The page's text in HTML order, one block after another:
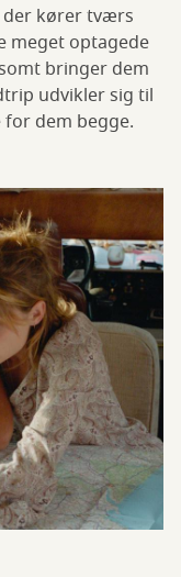
der kører tværs
meget optagede
bringer dem
udvikler sig til
dem begge.